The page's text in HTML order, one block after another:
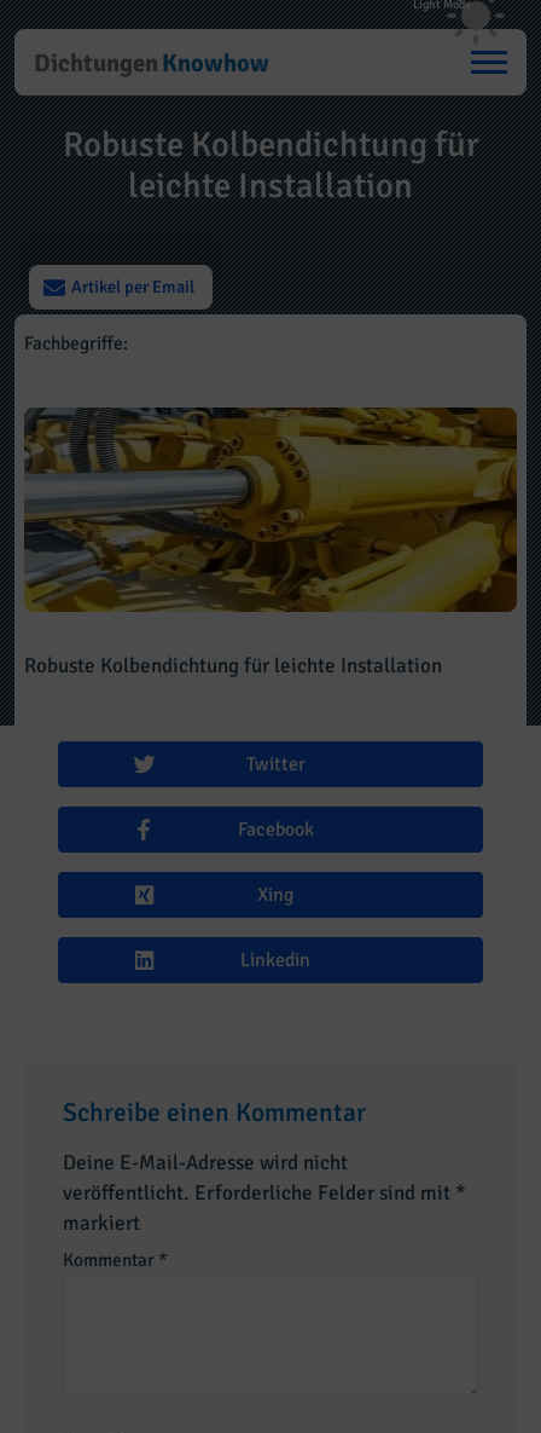
Dichtungen Knowhow
Robuste Kolbendichtung für
leichte Installation
Artikel per Email
Fachbegriffe:
Robuste Kolbendichtung für leichte Installation
Twitter
Facebook
Xing
Linkedin
Schreibe einen Kommentar
Deine E-Mail-Adresse wird nicht
veröffentlicht. Erforderliche Felder sind mit *
markiert
Kommentar *